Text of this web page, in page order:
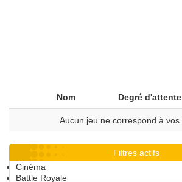
Nom Degré d'attente
Aucun jeu ne correspond à vos
Filtres actifs
Cinéma
Battle Royale